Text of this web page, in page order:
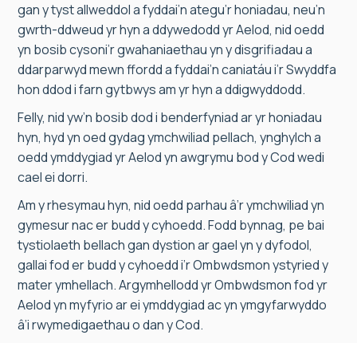
gan y tyst allweddol a fyddai’n ategu’r honiadau, neu’n
gwrth-ddweud yr hyn a ddywedodd yr Aelod, nid oedd
yn bosib cysoni’r gwahaniaethau yn y disgrifiadau a
ddarparwyd mewn ffordd a fyddai’n caniatáu i’r Swyddfa
hon ddod i farn gytbwys am yr hyn a ddigwyddodd.
Felly, nid yw’n bosib dod i benderfyniad ar yr honiadau
hyn, hyd yn oed gydag ymchwiliad pellach, ynghylch a
oedd ymddygiad yr Aelod yn awgrymu bod y Cod wedi
cael ei dorri.
Am y rhesymau hyn, nid oedd parhau â’r ymchwiliad yn
gymesur nac er budd y cyhoedd. Fodd bynnag, pe bai
tystiolaeth bellach gan dystion ar gael yn y dyfodol,
gallai fod er budd y cyhoedd i’r Ombwdsmon ystyried y
mater ymhellach. Argymhellodd yr Ombwdsmon fod yr
Aelod yn myfyrio ar ei ymddygiad ac yn ymgyfarwyddo
â’i rwymedigaethau o dan y Cod.